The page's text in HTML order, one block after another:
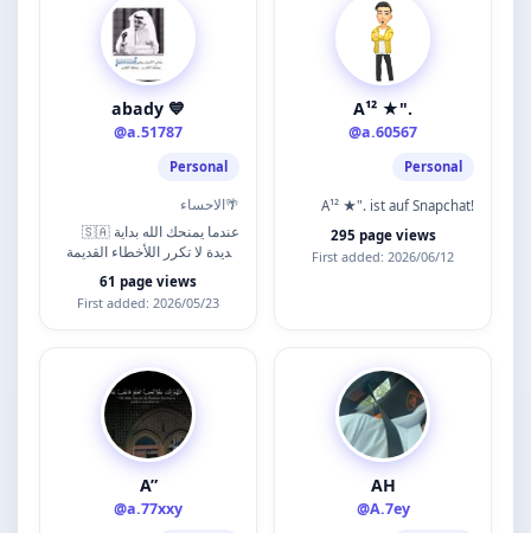
abady 💙
@a.51787
Personal
الاحساء🌴
🇸🇦 عندما يمنحك الله بداية
جديدة لا تكرر اللأخطاء القديمة
61 page views
First added: 2026/05/23
A¹² ★".
@a.60567
Personal
A¹² ★". ist auf Snapchat!
295 page views
First added: 2026/06/12
A”
@a.77xxy
AH
@A.7ey